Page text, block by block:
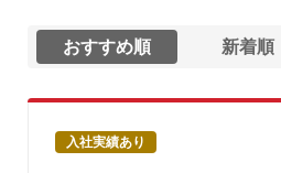
おすすめ順 新着順
入社実績あり